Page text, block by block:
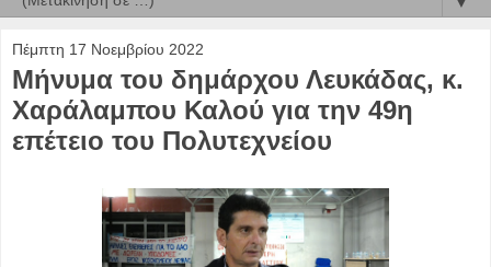
Πέμπτη 17 Νοεμβρίου 2022
Μήνυμα του δημάρχου Λευκάδας, κ.
Χαράλαμπου Καλού για την 49η
επέτειο του Πολυτεχνείου